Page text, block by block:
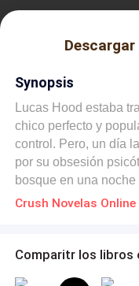
Synopsis
Lucas Hood estaba
chico perfecto y
control. Pero, un día
por su obsesión
bosque en una
secuestrarlo y
Crush Novelas
Comparitr los libros